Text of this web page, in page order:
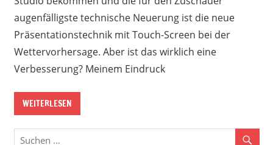
augenfälligste technische Neuerung ist die neue
Präsentationstechnik mit Touch-Screen bei der
Wettervorhersage. Aber ist das wirklich eine
Verbesserung? Meinem Eindruck
WEITERLESEN